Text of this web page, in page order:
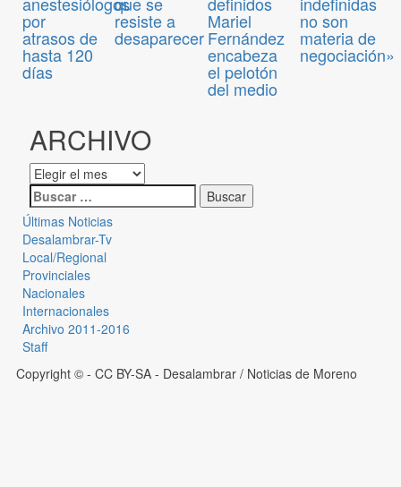
por
atrasos de
hasta 120
días
resiste a
desaparecer
Mariel
Fernández
encabeza
el pelotón
del medio
no son
materia de
negociación»
ARCHIVO
Últimas Noticias
Desalambrar-Tv
Local/Regional
Provinciales
Nacionales
Internacionales
Archivo 2011-2016
Staff
Copyright © - CC BY-SA - Desalambrar / Noticias de Moreno